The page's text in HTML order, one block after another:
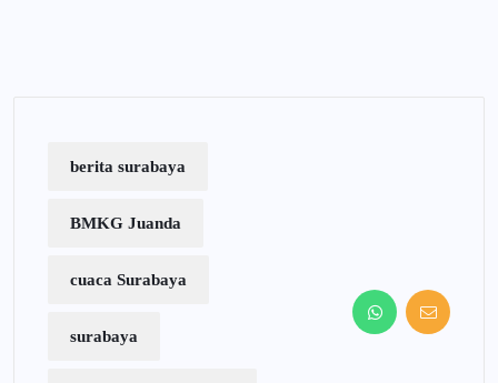
berita surabaya
BMKG Juanda
cuaca Surabaya
surabaya